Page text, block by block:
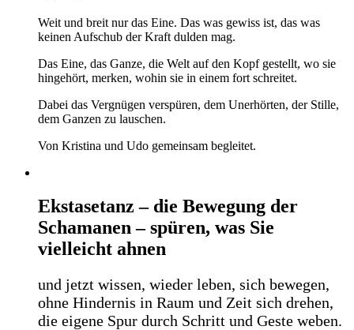
Weit und breit nur das Eine. Das was gewiss ist, das was
keinen Aufschub der Kraft dulden mag.
Das Eine, das Ganze, die Welt auf den Kopf gestellt, wo sie
hingehört, merken, wohin sie in einem fort schreitet.
Dabei das Vergnügen verspüren, dem Unerhörten, der Stille,
dem Ganzen zu lauschen.
Von Kristina und Udo gemeinsam begleitet.
Ekstasetanz – die Bewegung der
Schamanen – spüren, was Sie
vielleicht ahnen
und jetzt wissen, wieder leben, sich bewegen,
ohne Hindernis in Raum und Zeit sich drehen,
die eigene Spur durch Schritt und Geste weben.